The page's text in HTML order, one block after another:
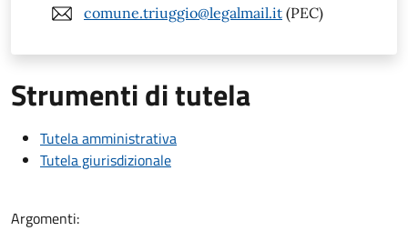
comune.triuggio@legalmail.it (PEC)
Strumenti di tutela
Tutela amministrativa
Tutela giurisdizionale
Argomenti: